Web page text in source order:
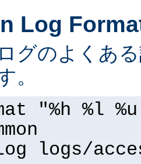
Log
グのよくあ
。
"%h %l
logs/